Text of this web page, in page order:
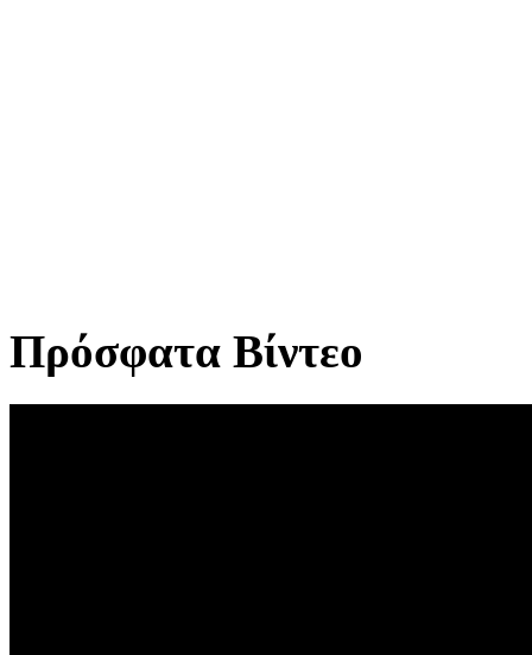
Πρόσφατα Βίντεο